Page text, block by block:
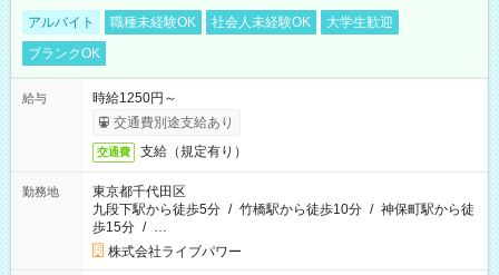
アルバイト 職種未経験OK 社会人未経験OK
大学生歓迎
ブランクOK
給与
時給1250円～
交通費別途支給あり
交通費 支給（規定有り）
勤務地
東京都千代田区
九段下駅から徒歩5分 / 竹橋駅から徒歩10分 / 神保町駅から徒
歩15分 / …
株式会社ライブパワー